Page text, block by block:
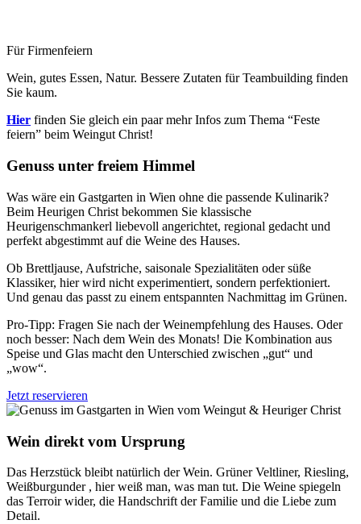
Für Firmenfeiern
Wein, gutes Essen, Natur. Bessere Zutaten für Teambuilding finden
Sie kaum.
Hier finden Sie gleich ein paar mehr Infos zum Thema “Feste
feiern” beim Weingut Christ!
Genuss unter freiem Himmel
Was wäre ein Gastgarten in Wien ohne die passende Kulinarik?
Beim Heurigen Christ bekommen Sie klassische
Heurigenschmankerl liebevoll angerichtet, regional gedacht und
perfekt abgestimmt auf die Weine des Hauses.
Ob Brettljause, Aufstriche, saisonale Spezialitäten oder süße
Klassiker, hier wird nicht experimentiert, sondern perfektioniert.
Und genau das passt zu einem entspannten Nachmittag im Grünen.
Pro-Tipp: Fragen Sie nach der Weinempfehlung des Hauses. Oder
noch besser: Nach dem Wein des Monats! Die Kombination aus
Speise und Glas macht den Unterschied zwischen „gut“ und
„wow“.
Jetzt reservieren
Wein direkt vom Ursprung
Das Herzstück bleibt natürlich der Wein. Grüner Veltliner, Riesling,
Weißburgunder , hier weiß man, was man tut. Die Weine spiegeln
das Terroir wider, die Handschrift der Familie und die Liebe zum
Detail.